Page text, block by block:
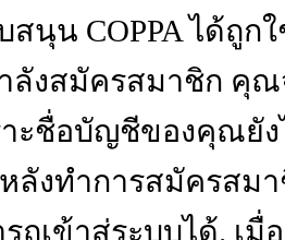
สนุน COPPA ได้ถู
งสมัครสมาชิก คุ
าะชื่อบัญชีของคุณยั
งทำการสมัครสมา
ถเข้าสู่ระบบได้. เ